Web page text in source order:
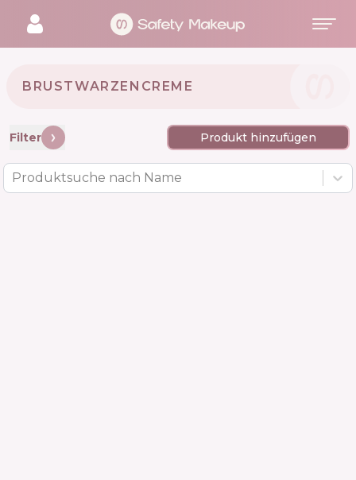
BRUSTWARZENCREME
Filter Produkt hinzufügen
Produktsuche nach Name